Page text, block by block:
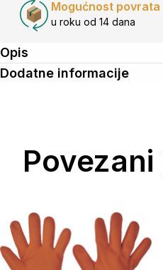
Mogućnost povrata
u roku od 14 dana
Opis
Dodatne informacije